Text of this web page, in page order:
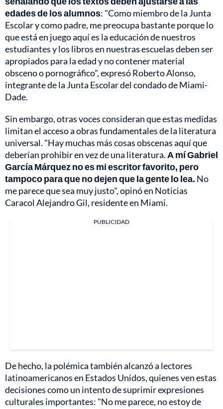
edades de los alumnos: "Como miembro de la Junta
Escolar y como padre, me preocupa bastante porque lo
que está en juego aquí es la educación de nuestros
estudiantes y los libros en nuestras escuelas deben ser
apropiados para la edad y no contener material
obsceno o pornográfico", expresó Roberto Alonso,
integrante de la Junta Escolar del condado de Miami-
Dade.
Sin embargo, otras voces consideran que estas medidas
limitan el acceso a obras fundamentales de la literatura
universal. "Hay muchas más cosas obscenas aquí que
deberían prohibir en vez de una literatura. A mí Gabriel
García Márquez no es mi escritor favorito, pero
tampoco para que no dejen que la gente lo lea. No
me parece que sea muy justo", opinó en Noticias
Caracol Alejandro Gil, residente en Miami.
PUBLICIDAD
De hecho, la polémica también alcanzó a lectores
latinoamericanos en Estados Unidos, quienes ven estas
decisiones como un intento de suprimir expresiones
culturales importantes: "No me parece, no estoy de